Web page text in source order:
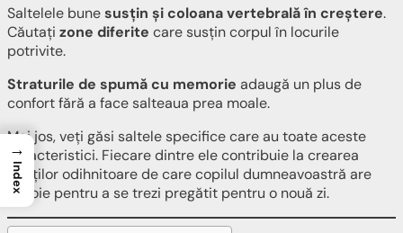
Saltelele bunesusțin și coloana vertebrală în creștere.
Căutați zone diferite care susțin corpul în locurile
potrivite.
Straturile de spumă cu memorie adaugă un plus de
confort fără a face salteaua prea moale.
Mai jos, veți găsi saltele specifice care au toate aceste
caracteristici. Fiecare dintre ele contribuie la crearea
nopților odihnitoare de care copilul dumneavoastră are
nevoie pentru a se trezi pregătit pentru o nouă zi.
→
Index